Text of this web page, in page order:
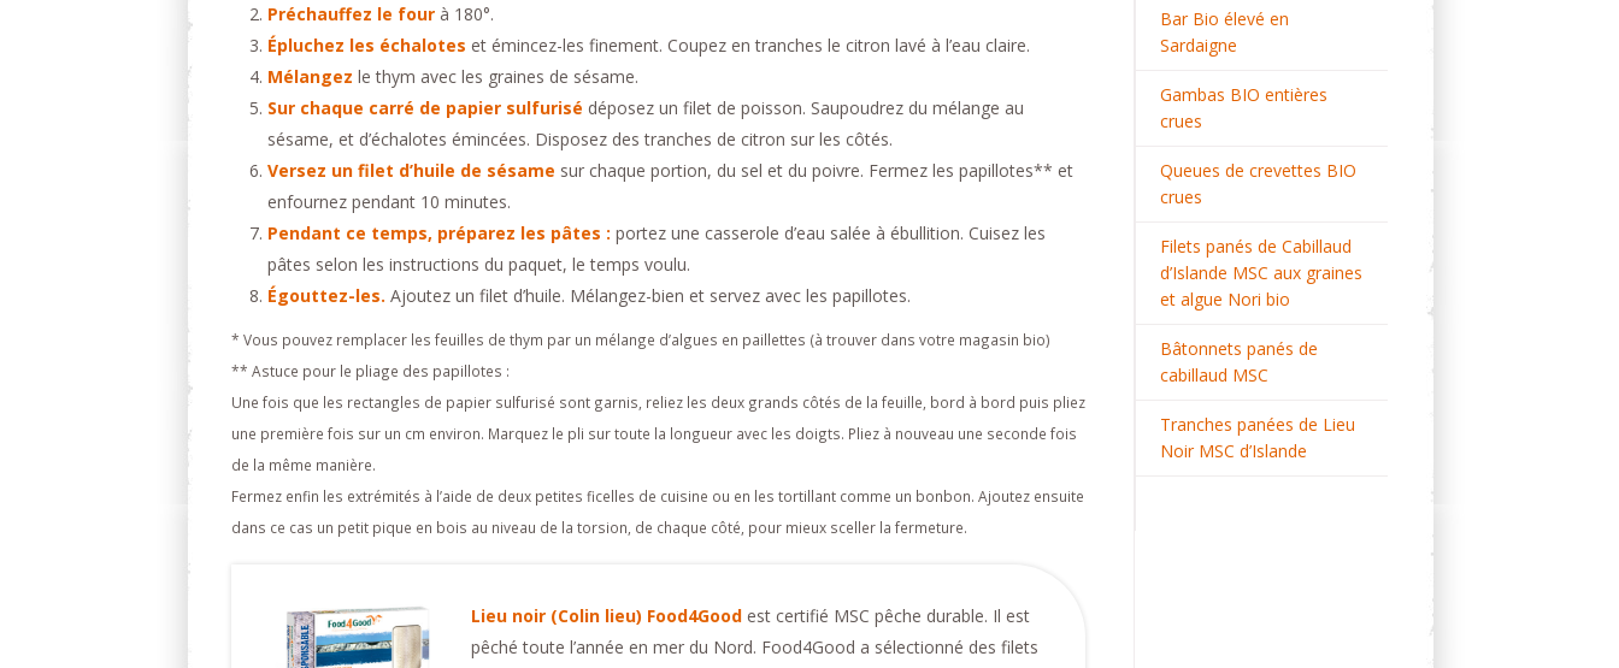
Préchauffez le four à 180°.
Épluchez les échalotes et émincez-les finement. Coupez en tranches le citron lavé à l’eau claire.
Mélangez le thym avec les graines de sésame.
Sur chaque carré de papier sulfurisé déposez un filet de poisson. Saupoudrez du mélange au
sésame, et d’échalotes émincées. Disposez des tranches de citron sur les côtés.
Versez un filet d’huile de sésame sur chaque portion, du sel et du poivre. Fermez les papillotes** et
enfournez pendant 10 minutes.
Pendant ce temps, préparez les pâtes : portez une casserole d’eau salée à ébullition. Cuisez les
pâtes selon les instructions du paquet, le temps voulu.
Égouttez-les. Ajoutez un filet d’huile. Mélangez-bien et servez avec les papillotes.
* Vous pouvez remplacer les feuilles de thym par un mélange d’algues en paillettes (à trouver dans votre magasin bio)
** Astuce pour le pliage des papillotes :
Une fois que les rectangles de papier sulfurisé sont garnis, reliez les deux grands côtés de la feuille, bord à bord puis pliez
une première fois sur un cm environ. Marquez le pli sur toute la longueur avec les doigts. Pliez à nouveau une seconde fois
de la même manière.
Fermez enfin les extrémités à l’aide de deux petites ficelles de cuisine ou en les tortillant comme un bonbon. Ajoutez ensuite
dans ce cas un petit pique en bois au niveau de la torsion, de chaque côté, pour mieux sceller la fermeture.
Lieu noir (Colin lieu) Food4Goodest certifié MSC pêche durable. Il est
pêché toute l’année en mer du Nord. Food4Good a sélectionné des filets
Bar Bio élevé en
Sardaigne
Gambas BIO entières
crues
Queues de crevettes BIO
crues
Filets panés de Cabillaud
d’Islande MSC aux graines
et algue Nori bio
Bâtonnets panés de
cabillaud MSC
Tranches panées de Lieu
Noir MSC d’Islande